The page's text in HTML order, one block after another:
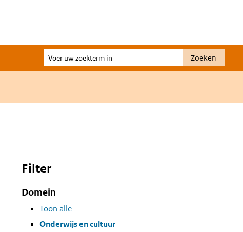
Voer
uw
Zoeken
Filter
Domein
Toon alle
Onderwijs en cultuur